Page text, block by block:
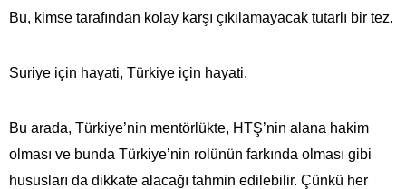
Bu, kimse tarafından kolay karşı çıkılamayacak tutarlı bir tez.
Suriye için hayati, Türkiye için hayati.
Bu arada, Türkiye’nin mentörlükte, HTŞ’nin alana hakim
olması ve bunda Türkiye’nin rolünün farkında olması gibi
hususları da dikkate alacağı tahmin edilebilir. Çünkü her